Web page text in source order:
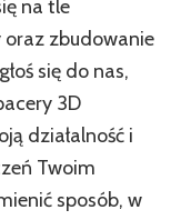
na tle
oraz zbudowanie
się do nas,
3D
działalność i
Twoim
sposób, w